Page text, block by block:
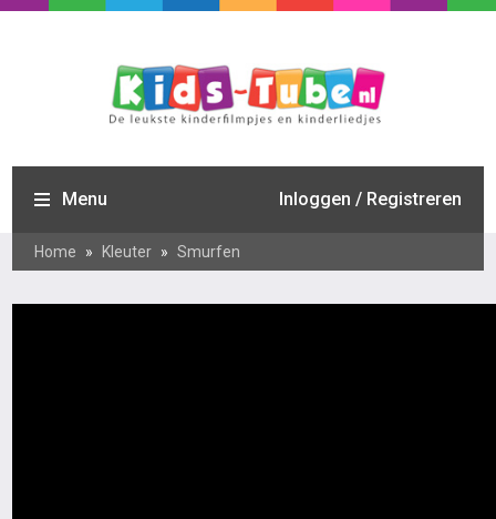
Menu Inloggen / Registreren
Home » Kleuter » Smurfen